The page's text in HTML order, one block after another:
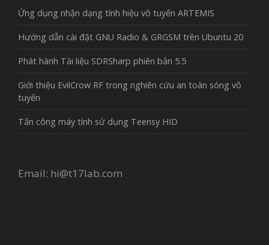
Ứng dụng nhận dạng tính hiệu vô tuyến ARTEMIS
Hướng dẫn cài đặt GNU Radio & GRGSM trên Ubuntu 20
Phát hành Tài liệu SDRSharp phiên bản 5.5
Giới thiệu EvilCrow RF trong nghiên cứu an toàn sóng vô
tuyến
Tấn công máy tính sử dụng Teensy HID
Email: hi@t17lab.com